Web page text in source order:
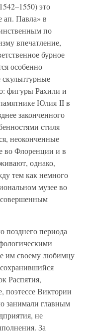
это
ап. Павла» в
по
впечатление,
бурное
особенно
фигуры Рахили и
Юлия II в
законченного
стиля
неоконченные
во Флоренции и в
однако,
тем как немного
музее во
позднего периода
им своему любимцу
Распятия,
поэтессе Виктории
занимали главным
не
За